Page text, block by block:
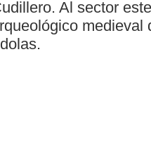
Al sector
medieval